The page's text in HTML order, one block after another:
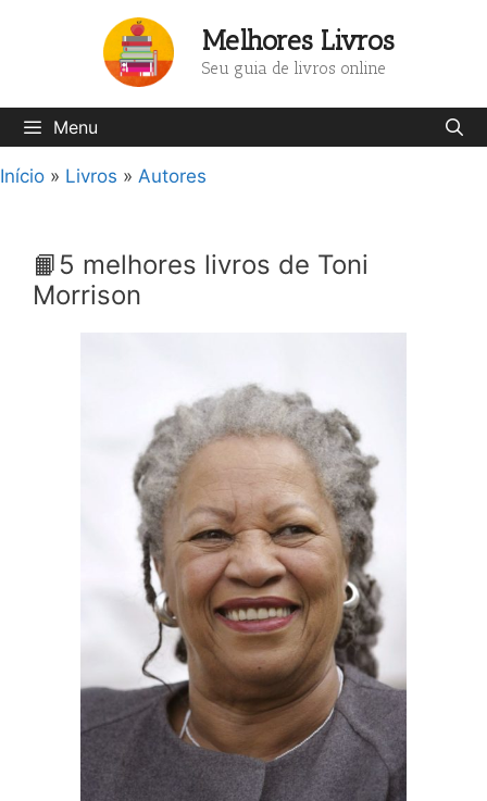
Melhores Livros
Seu guia de livros online
Menu
Início » Livros » Autores
📙5 melhores livros de Toni
Morrison